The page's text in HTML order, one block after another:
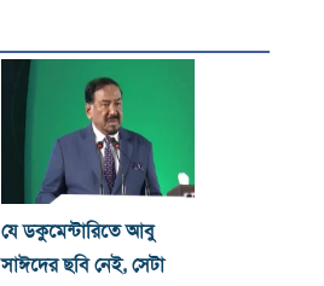
যে ডকুমেন্টারিতে আবু
সাঈদের ছবি নেই, সেটা